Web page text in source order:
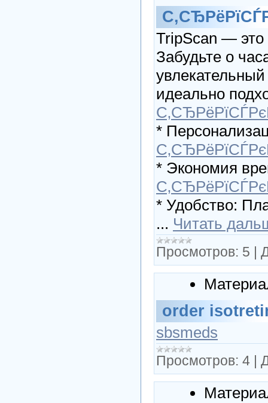
TripScan — это
Забудьте о
идеально
*
* Экономия
* Удобство:
... Читать
Просмотров: 5 |
order
sbsmeds
Просмотров: 4 |